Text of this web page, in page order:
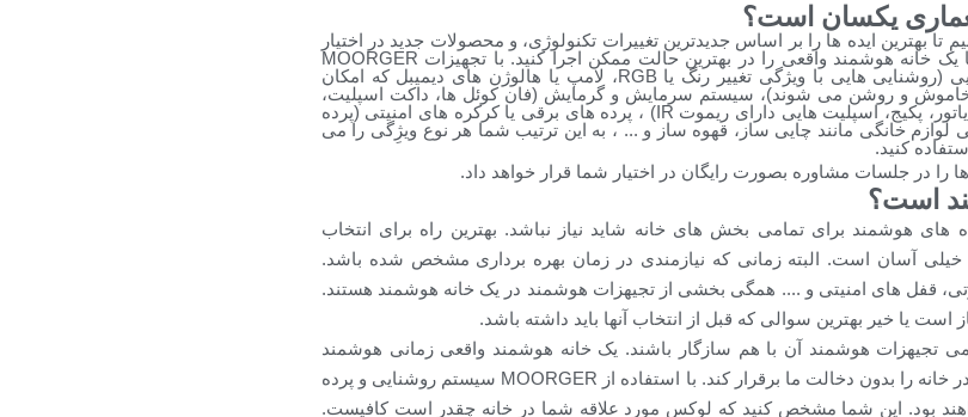
یکسان است؟
بهترین ایده ها را بر اساس جدیدترین تغییرات تکنولوژی، و محصولات جدید در اختیار
مالکین یا مهندسین معماری قرار میدهیم تا یک خانه هوشمند واقعی را در بهترین حالت ممکن اجرا کنید. با تجهیزات MOORGER
شما می توانید تمامی سیستم های روشنایی (روشنایی هایی با ویژگی تغییر رنگ یا RGB، لامپ یا هالوژن های دیمیبل که امکان
خاموش و روشن می شوند)، سیستم سرمایش و گرمایش (فان کوئل ها، داکت اسپلیت،
سیستم گرمایش از کف، کولر های آبی، رادیاتور، پکیج، اسپلیت هایی دارای ریموت IR) ، پرده های برقی یا کرکره های امنیتی (پرده
لوازم خانگی مانند چایی ساز، قهوه ساز و ... ، به این ترتیب شما هر نوع ویژِگی را می
کنید.
را در جلسات مشاوره بصورت رایگان در اختیار شما قرار خواهد داد.
است؟
های هوشمند برای تمامی بخش های خانه شاید نیاز نباشد. بهترین راه برای انتخاب
خیلی آسان است. البته زمانی که نیازمندی در زمان بهره برداری مشخص شده باشد.
قفل های امنیتی و .... همگی بخشی از تجیهزات هوشمند در یک خانه هوشمند هستند.
است یا خیر بهترین سوالی که قبل از انتخاب آنها باید داشته باشد.
تجیهزات هوشمند آن با هم سازگار باشند. یک خانه هوشمند واقعی زمانی هوشمند
است که امکان تعامل بین تجهیزات مختلف در خانه را بدون دخالت ما برقرار کند. با استفاده از MOORGER سیستم روشنایی و پرده
بود. این شما مشخص کنید که لوکس مورد علاقه شما در خانه چقدر است کافیست.